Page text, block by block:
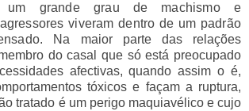
um grande grau de machismo e
viveram dentro de um padrão
Na maior parte das relações
do casal que só está preocupado
afectivas, quando assim o é,
tóxicos e façam a ruptura,
tratado é um perigo maquiavélico e cujo